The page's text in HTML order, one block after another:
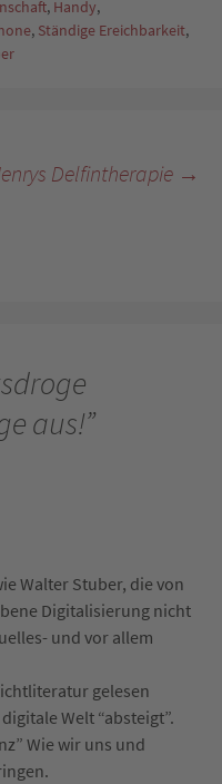
, Handy,
, Ständige Ereichbarkeit,
Delfintherapie →
aus!”
Walter Stuber, die von
Digitalisierung nicht
und vor allem
gelesen
Welt “absteigt”.
Wie wir uns und